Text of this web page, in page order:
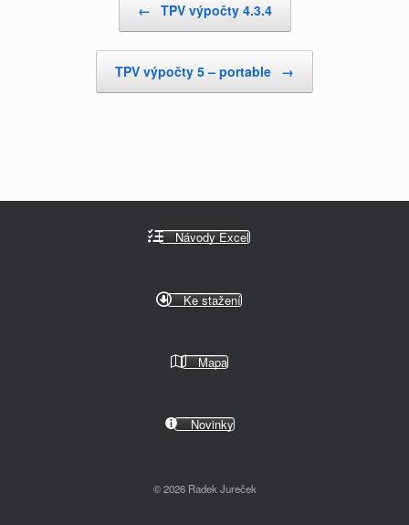
← TPV výpočty 4.3.4
TPV výpočty 5 – portable →
Návody Excel
Ke stažení
Mapa
Novinky
© 2026 Radek Jureček